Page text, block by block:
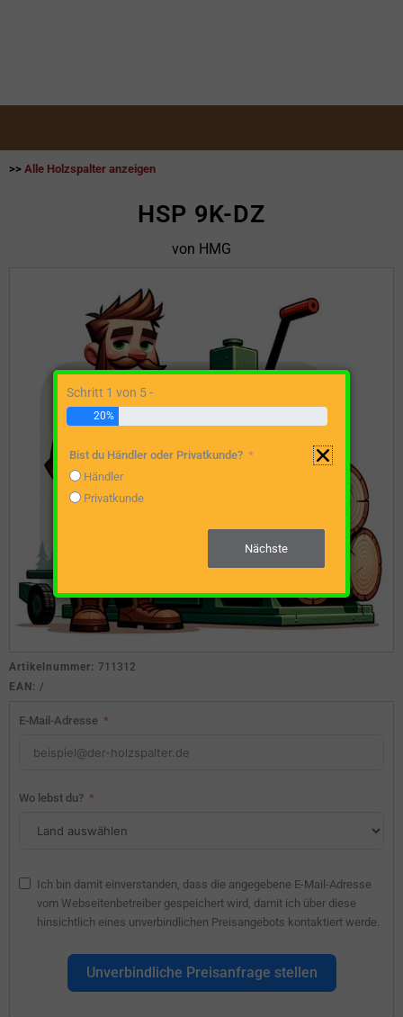
>> Alle Holzspalter anzeigen
HSP 9K-DZ
von HMG
Artikelnummer: 711312
EAN: /
E-Mail-Adresse
Wo lebst du?
Ich bin damit einverstanden, dass die angegebene E-Mail-Adresse
vom Webseitenbetreiber gespeichert wird, damit ich über diese
hinsichtlich eines unverbindlichen Preisangebots kontaktiert werde.
Unverbindliche Preisanfrage stellen
Schritt 1 von 5 -
20%
Bist du Händler oder Privatkunde?
Händler
Privatkunde
Nächste